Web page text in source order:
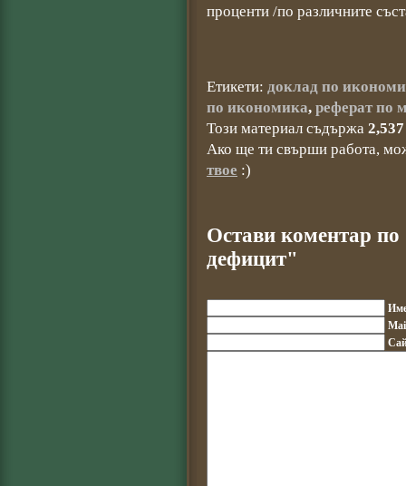
проценти /по различните
Етикети: доклад по
по икономика, реферат по
Този материал съдържа 2,537
Ако ще ти свърши работа,
твое :)
Остави коментар
дефицит"